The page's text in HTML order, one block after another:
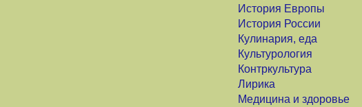
История Европы
История России
Кулинария, еда
Культурология
Контркультура
Лирика
Медицина и здоровье